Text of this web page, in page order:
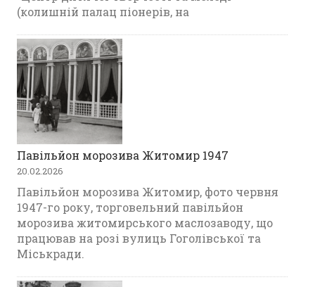
(колишній палац піонерів, на
Павільйон морозива Житомир 1947
20.02.2026
Павільйон морозива Житомир, фото червня
1947-го року, торговельний павільйон
морозива житомирського маслозаводу, що
працював на розі вулиць Гоголівської та
Міськради.